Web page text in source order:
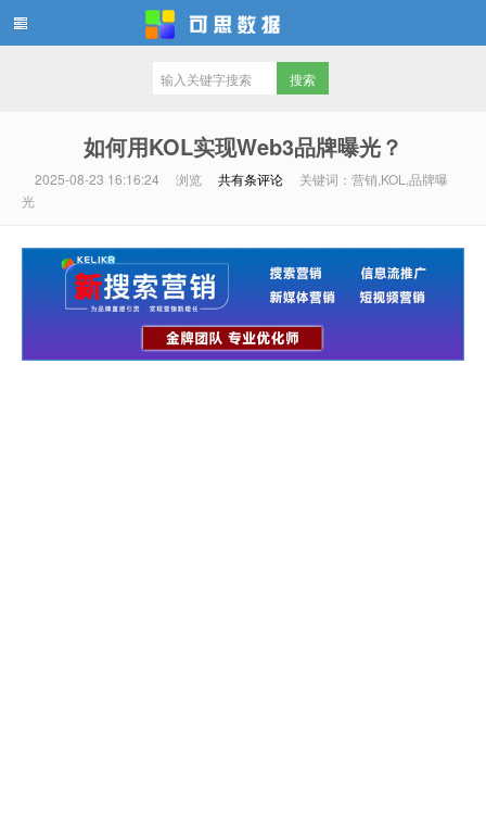
如何用KOL实现Web3品牌曝光？
2025-08-23 16:16:24 浏览 共有条评论
关键词：营销,KOL,品牌曝
光